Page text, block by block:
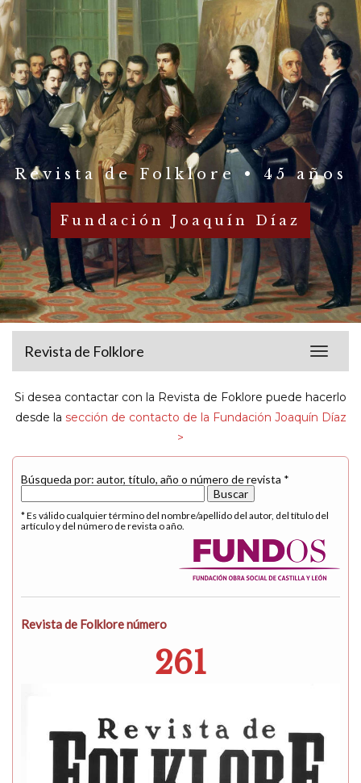
Revista de Folklore • 45 años
Fundación Joaquín Díaz
Toggle
Revista de Folklore
Si desea contactar con la Revista de Foklore puede hacerlo
desde la sección de contacto de la Fundación Joaquín Díaz
>
Búsqueda por: autor, título, año o número de revista *
* Es válido cualquier término del nombre/apellido del autor, del título del
artículo y del número de revista o año.
Revista de Folklore número
261